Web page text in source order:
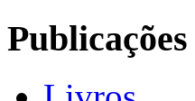
Publicações